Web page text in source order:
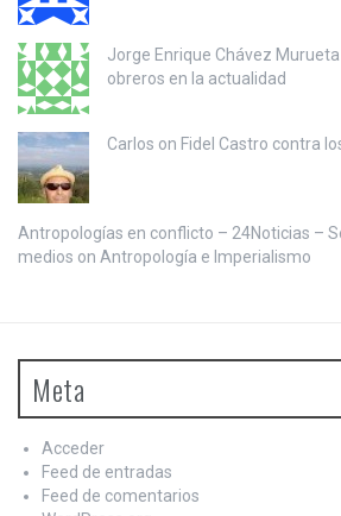
Jorge Enrique Chávez
obreros en la actualidad
Carlos on Fidel Castro contra
Antropologías en conflicto – 24Noticias –
medios on Antropología e Imperialismo
Meta
Acceder
Feed de entradas
Feed de comentarios